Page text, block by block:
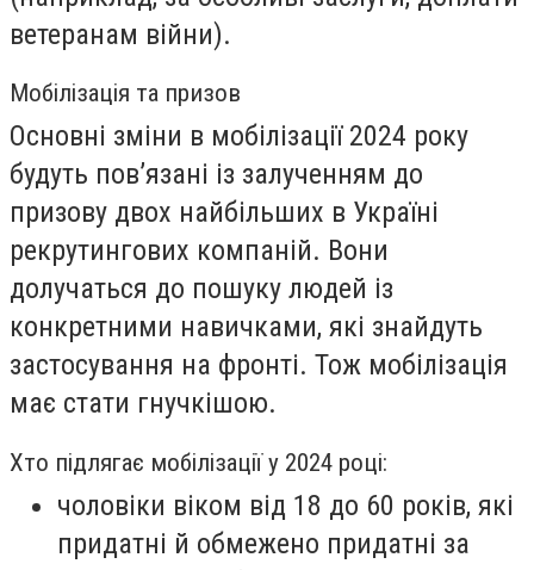
ветеранам війни).
Мобілізація та призов
Основні зміни в мобілізації 2024 року
будуть пов’язані із залученням до
призову двох найбільших в Україні
рекрутингових компаній. Вони
долучаться до пошуку людей із
конкретними навичками, які знайдуть
застосування на фронті. Тож мобілізація
має стати гнучкішою.
Хто підлягає мобілізації у 2024 році:
чоловіки віком від 18 до 60 років, які
придатні й обмежено придатні за